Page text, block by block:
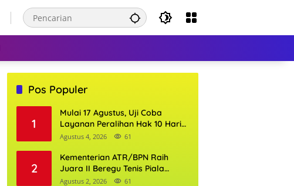
Pos Populer
1
Mulai 17 Agustus, Uji Coba
Layanan Peralihan Hak 10 Hari
di 15 Kantor Pertanahan
Agustus 4, 2026 61
2
Kementerian ATR/BPN Raih
Juara II Beregu Tenis Piala
Gubernur DKI Jakarta 2026
Agustus 2, 2026 61